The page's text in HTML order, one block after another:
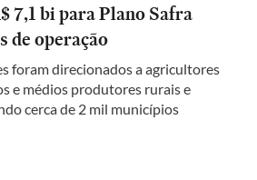
7,1 bi para Plano Safra
de operação
foram direcionados a agricultores
e médios produtores rurais e
cerca de 2 mil municípios